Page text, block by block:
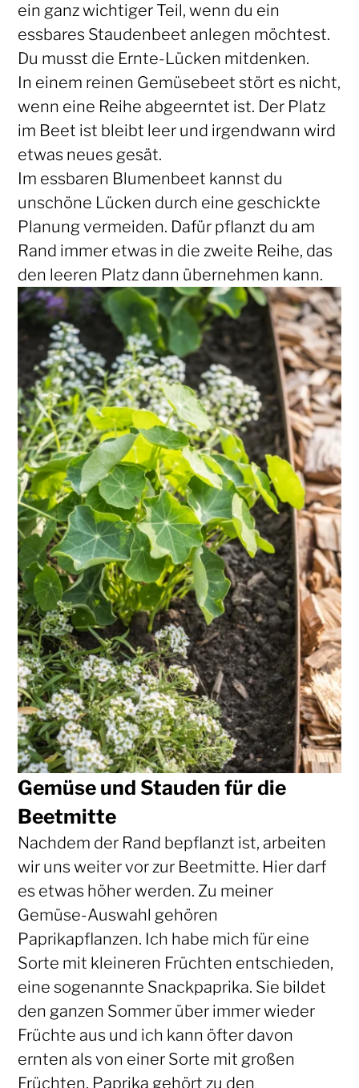
ein ganz wichtiger Teil, wenn du ein
essbares Staudenbeet anlegen möchtest.
Du musst die Ernte-Lücken mitdenken.
In einem reinen Gemüsebeet stört es nicht,
wenn eine Reihe abgeerntet ist. Der Platz
im Beet ist bleibt leer und irgendwann wird
etwas neues gesät.
Im essbaren Blumenbeet kannst du
unschöne Lücken durch eine geschickte
Planung vermeiden. Dafür pflanzt du am
Rand immer etwas in die zweite Reihe, das
den leeren Platz dann übernehmen kann.
Gemüse und Stauden für die
Beetmitte
Nachdem der Rand bepflanzt ist, arbeiten
wir uns weiter vor zur Beetmitte. Hier darf
es etwas höher werden. Zu meiner
Gemüse-Auswahl gehören
Paprikapflanzen. Ich habe mich für eine
Sorte mit kleineren Früchten entschieden,
eine sogenannte Snackpaprika. Sie bildet
den ganzen Sommer über immer wieder
Früchte aus und ich kann öfter davon
ernten als von einer Sorte mit großen
Früchten. Paprika gehört zu den